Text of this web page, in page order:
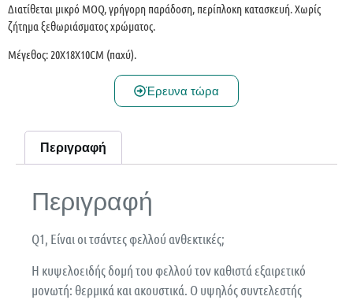
Διατίθεται μικρό MOQ, γρήγορη παράδοση, περίπλοκη κατασκευή. Χωρίς
ζήτημα ξεθωριάσματος χρώματος.
Μέγεθος: 20X18X10CM (παχύ).
Έρευνα τώρα
Περιγραφή
Περιγραφή
Q1, Είναι οι τσάντες φελλού ανθεκτικές;
Η κυψελοειδής δομή του φελλού τον καθιστά εξαιρετικό
μονωτή: θερμικά και ακουστικά. Ο υψηλός συντελεστής